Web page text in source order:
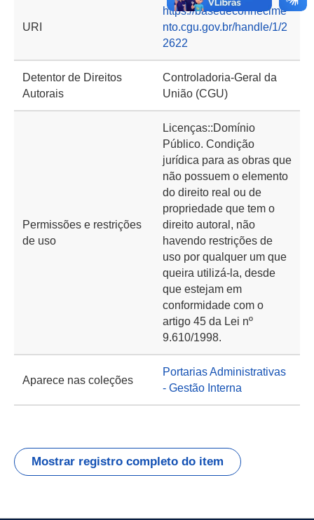
URI
https://basedeconhecime
nto.cgu.gov.br/handle/1/2
2622
Detentor de Direitos
Autorais
Controladoria-Geral da
União (CGU)
Permissões e restrições
de uso
Licenças::Domínio
Público. Condição
jurídica para as obras que
não possuem o elemento
do direito real ou de
propriedade que tem o
direito autoral, não
havendo restrições de
uso por qualquer um que
queira utilizá-la, desde
que estejam em
conformidade com o
artigo 45 da Lei nº
9.610/1998.
Aparece nas coleções
Portarias Administrativas
- Gestão Interna
Mostrar registro completo do item